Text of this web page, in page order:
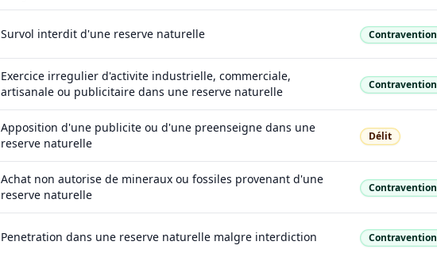
Survol interdit d'une reserve naturelle Nature
Contravention
Exercice irregulier d'activite industrielle, commerciale,
artisanale ou publicitaire dans une reserve naturelle
Nature
Contravention
Apposition d'une publicite ou d'une preenseigne dans une
reserve naturelle
Nature
Délit
Achat non autorise de mineraux ou fossiles provenant d'une
reserve naturelle
Nature
Contravention
Penetration dans une reserve naturelle malgre interdiction Nature
Contravention